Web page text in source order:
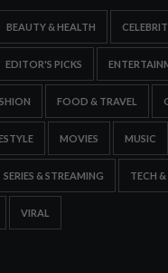
BEAUTY & HEALTH
EDITOR'S PICKS
FOOD & TRAVEL
MOVIES MUSIC
SERIES & STREAMING TECH
VIRAL